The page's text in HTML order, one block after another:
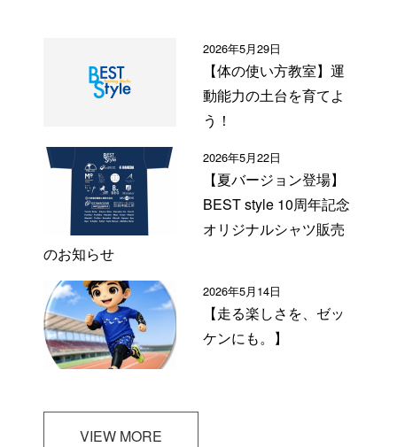
2026年5月29日
【体の使い方教室】運
動能力の土台を育てよ
う！
2026年5月22日
【夏バージョン登場】
BEST style 10周年記念
オリジナルシャツ販売
のお知らせ
2026年5月14日
【走る楽しさを、ゼッ
ケンにも。】
VIEW MORE